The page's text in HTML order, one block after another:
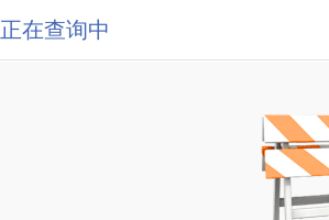
正在查询中